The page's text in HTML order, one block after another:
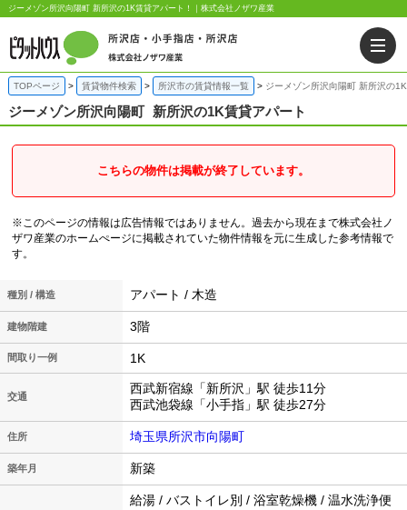
ジーメゾン所沢向陽町 新所沢の1K賃貸アパート！｜株式会社ノザワ産業
TOPページ 賃貸物件検索 所沢市の賃貸情報一覧 ジーメゾン所沢向陽町 新所沢の
ジーメゾン所沢向陽町 新所沢の1K賃貸アパート
こちらの物件は掲載が終了しています。
※このページの情報は広告情報ではありません。過去から現在まで株式会社ノ
ザワ産業のホームぺージに掲載されていた物件情報を元に生成した参考情報で
す。
種別 / 構造 アパート / 木造
建物階建 3階
間取り一例 1K
交通
西武新宿線「新所沢」駅 徒歩11分
西武池袋線「小手指」駅 徒歩27分
住所 埼玉県所沢市向陽町
築年月 新築
給湯 / バストイレ別 / 浴室乾燥機 / 温水洗浄便